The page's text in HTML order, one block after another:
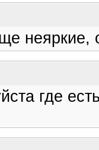
неяркие,
где